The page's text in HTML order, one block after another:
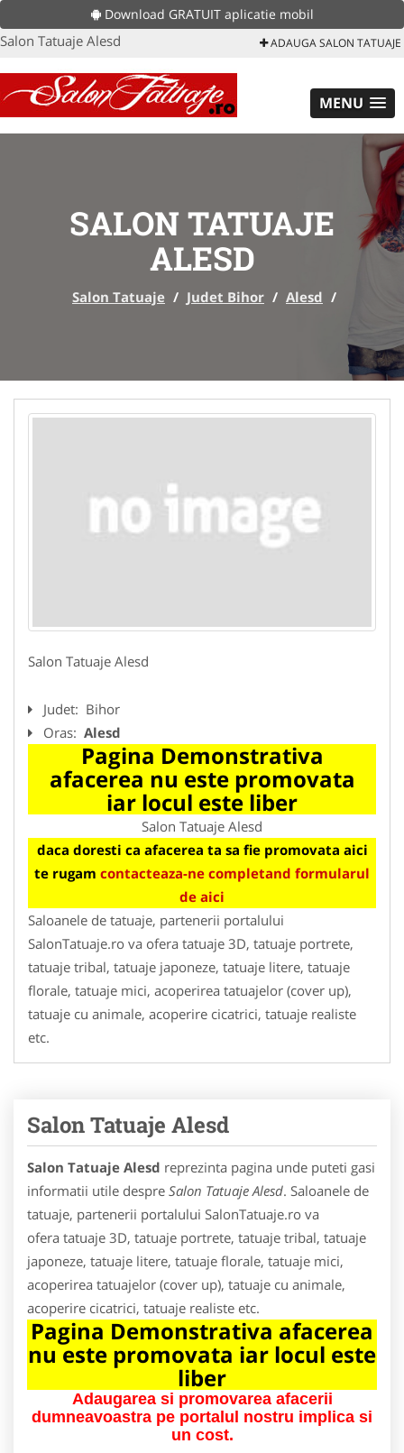
Download GRATUIT aplicatie mobil
Salon Tatuaje Alesd ADAUGA SALON TATUAJE
MENU
SALON TATUAJE
ALESD
Salon Tatuaje / Judet Bihor / Alesd /
Salon Tatuaje Alesd
Judet: Bihor
Oras: Alesd
Pagina Demonstrativa
afacerea nu este promovata
iar locul este liber
Salon Tatuaje Alesd
daca doresti ca afacerea ta sa fie promovata aici
te rugam contacteaza-ne completand formularul
de aici
Saloanele de tatuaje, partenerii portalului
SalonTatuaje.ro va ofera tatuaje 3D, tatuaje portrete,
tatuaje tribal, tatuaje japoneze, tatuaje litere, tatuaje
florale, tatuaje mici, acoperirea tatuajelor (cover up),
tatuaje cu animale, acoperire cicatrici, tatuaje realiste
etc.
Salon Tatuaje Alesd
Salon Tatuaje Alesd reprezinta pagina unde puteti gasi
informatii utile despre Salon Tatuaje Alesd. Saloanele de
tatuaje, partenerii portalului SalonTatuaje.ro va
ofera tatuaje 3D, tatuaje portrete, tatuaje tribal, tatuaje
japoneze, tatuaje litere, tatuaje florale, tatuaje mici,
acoperirea tatuajelor (cover up), tatuaje cu animale,
acoperire cicatrici, tatuaje realiste etc.
Pagina Demonstrativa afacerea
nu este promovata iar locul este
liber
Adaugarea si promovarea afacerii
dumneavoastra pe portalul nostru implica si
un cost.